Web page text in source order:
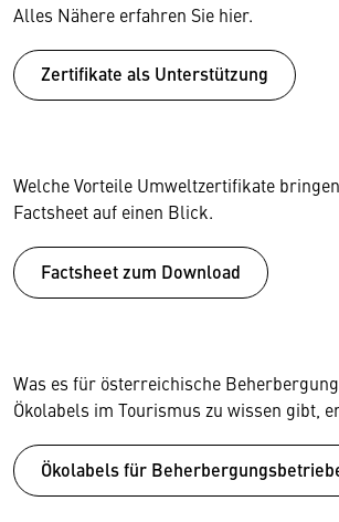
Alles Nähere erfahren Sie hier.
Zertifikate als Unterstützung
Welche Vorteile Umweltzertifikate
Factsheet auf einen Blick.
Factsheet zum Download
Was es für österreichische
Ökolabels im Tourismus zu wissen gibt,
Ökolabels für